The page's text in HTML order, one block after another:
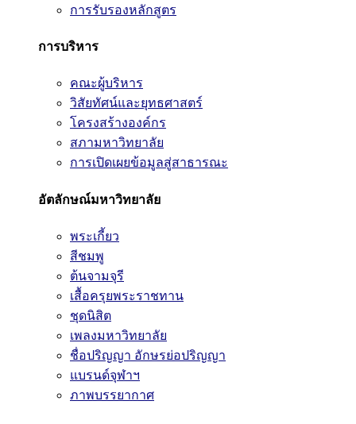
การรับรองหลักสูตร
การบริหาร
คณะผู้บริหาร
วิสัยทัศน์และยุทธศาสตร์
โครงสร้างองค์กร
สภามหาวิทยาลัย
การเปิดเผยข้อมูลสู่สาธารณะ
อัตลักษณ์มหาวิทยาลัย
พระเกี้ยว
สีชมพู
ต้นจามจุรี
เสื้อครุยพระราชทาน
ชุดนิสิต
เพลงมหาวิทยาลัย
ชื่อปริญญา อักษรย่อปริญญา
แบรนด์จุฬาฯ
ภาพบรรยากาศ